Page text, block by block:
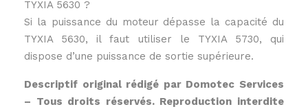
TYXIA 5630 ?
Si la puissance du moteur dépasse la capacité du
TYXIA 5630, il faut utiliser le TYXIA 5730, qui
dispose d’une puissance de sortie supérieure.
Descriptif original rédigé par Domotec Services
– Tous droits réservés. Reproduction interdite